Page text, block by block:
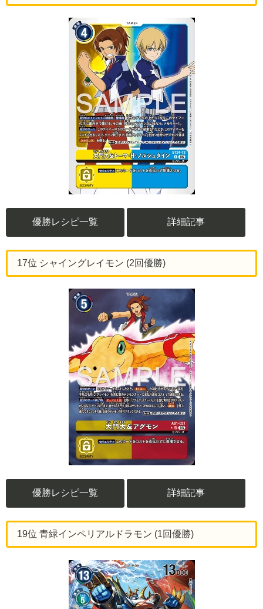
優勝レシピ一覧 詳細記事
17位 シャイングレイモン (2回優勝)
優勝レシピ一覧 詳細記事
19位 青緑インペリアルドラモン (1回優勝)